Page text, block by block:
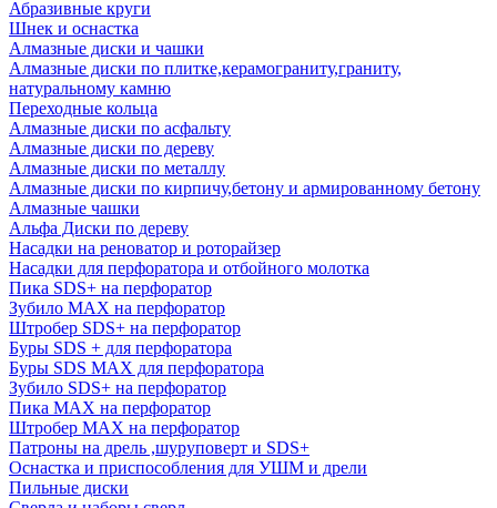
Абразивные круги
Шнек и оснастка
Алмазные диски и чашки
Алмазные диски по плитке,керамограниту,граниту,
натуральному камню
Переходные кольца
Алмазные диски по асфальту
Алмазные диски по дереву
Алмазные диски по металлу
Алмазные диски по кирпичу,бетону и армированному бетону
Алмазные чашки
Альфа Диски по дереву
Насадки на реноватор и роторайзер
Насадки для перфоратора и отбойного молотка
Пика SDS+ на перфоратор
Зубило MAX на перфоратор
Штробер SDS+ на перфоратор
Буры SDS + для перфоратора
Буры SDS MAX для перфоратора
Зубило SDS+ на перфоратор
Пика MAX на перфоратор
Штробер MAX на перфоратор
Патроны на дрель ,шуруповерт и SDS+
Оснастка и приспособления для УШМ и дрели
Пильные диски